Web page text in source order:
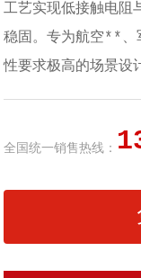
工艺实现低接触电阻
稳固。专为航空**、
性要求极高的场景设
全国统一销售热线：